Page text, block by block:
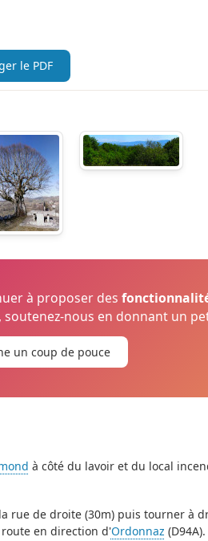
le PDF
à proposer des
soutenez-nous en donnant un
un coup de pouce
à côté du lavoir et du local
rue de droite (30m) puis tourner à
en direction d'Ordonnaz (D94A).